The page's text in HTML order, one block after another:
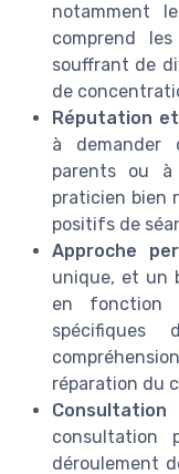
notamment
comprend
souffrant de
de
Réputation
à demander
parents ou
praticien bien
positifs de
Approche
unique, et un
en fonction
réparation du
consultation
déroulement